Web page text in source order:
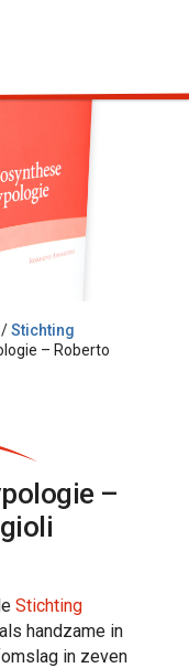
/Stichting
– Roberto
–
Stichting
handzame in
in zeven